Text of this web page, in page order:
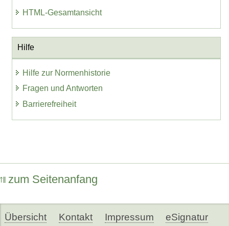
HTML-Gesamtansicht
Hilfe
Hilfe zur Normenhistorie
Fragen und Antworten
Barrierefreiheit
zum Seitenanfang
Übersicht Kontakt Impressum eSignatur